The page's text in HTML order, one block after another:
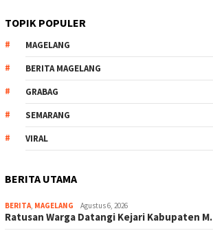
TOPIK POPULER
MAGELANG
BERITA MAGELANG
GRABAG
SEMARANG
VIRAL
BERITA UTAMA
BERITA, MAGELANG Agustus 6, 2026
Ratusan Warga Datangi Kejari Kabupaten